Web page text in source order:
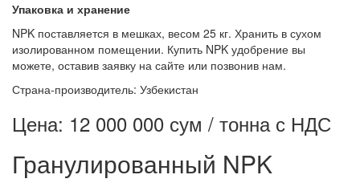
Упаковка и хранение
NPK поставляется в мешках, весом 25 кг. Хранить в сухом
изолированном помещении. Купить NPK удобрение вы
можете, оставив заявку на сайте или позвонив нам.
Страна-производитель: Узбекистан
Цена: 12 000 000 сум / тонна с НДС
Гранулированный NPK